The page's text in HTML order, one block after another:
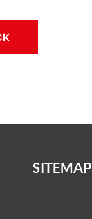
SITEMAP